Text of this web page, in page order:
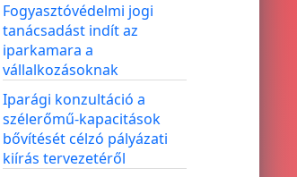
Fogyasztóvédelmi jogi
tanácsadást indít az
iparkamara a
vállalkozásoknak
Iparági konzultáció a
szélerőmű-kapacitások
bővítését célzó pályázati
kiírás tervezetéről